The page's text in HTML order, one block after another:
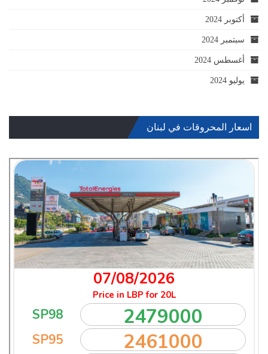
أكتوبر 2024
سبتمبر 2024
أغسطس 2024
يوليو 2024
اسعار المحروقات في لبنان